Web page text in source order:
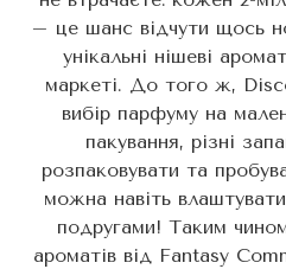
– це шанс відчути щось
унікальні нішеві
маркеті. До того ж,
вибір парфуму на
пакування, різні
розпаковувати та
можна навіть
подругами! Таким
ароматів від Fantasy